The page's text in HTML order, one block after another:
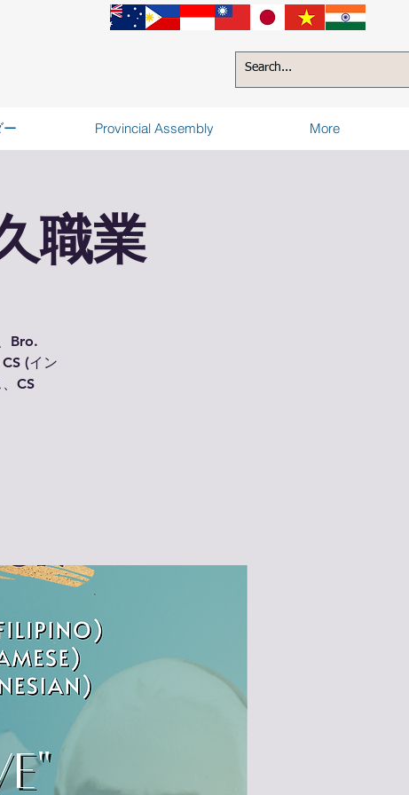
ー Provincial Assembly More
職業
Bro.
(イン
CS